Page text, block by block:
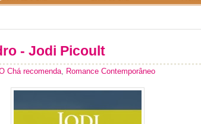
- Jodi Picoult
Chá recomenda Romance Contemporâneo